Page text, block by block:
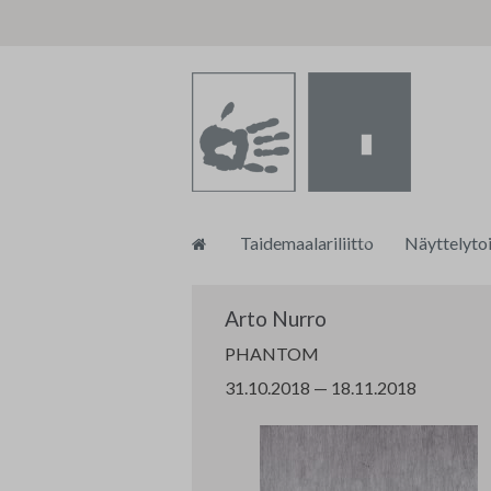
Taidemaalariliitto
Tasa-arvo ja
Turvallisemman tilan ohjeistus
Muu
Arto Nurro
PHANTOM
31.10.2018 — 18.11.2018